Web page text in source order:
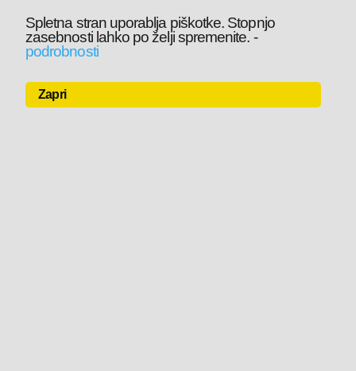
Spletna stran uporablja piškotke. Stopnjo
zasebnosti lahko po želji spremenite. -
podrobnosti
Zapri